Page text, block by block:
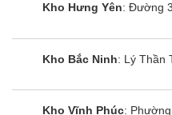
Kho Hưng Yên: Đường
Kho Bắc Ninh: Lý Thần
Kho Vĩnh Phúc: